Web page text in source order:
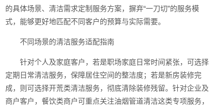
的具体场景、清洁需求定制服务方案，摒弃“一刀切”的服务模
式，能够更好地匹配不同客户的预算与实际需要。
不同场景的清洁服务适配指南
针对个人及家庭客户，若是职场家庭日常时间紧张，可选择
定期日常清洁服务，保障居住空间的整洁度；若是新房装修完
成，则可选择开荒类清洁服务，彻底清除装修残留。针对企业及
商户客户，餐饮类商户可重点关注油烟管道清洁这类专项服务，